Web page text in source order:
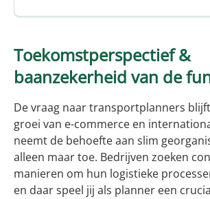
Toekomstperspectief &
baanzekerheid van de
De vraag naar transportplanners
groei van e-commerce en
neemt de behoefte aan slim
alleen maar toe. Bedrijven zoeken
manieren om hun logistieke
en daar speel jij als planner een